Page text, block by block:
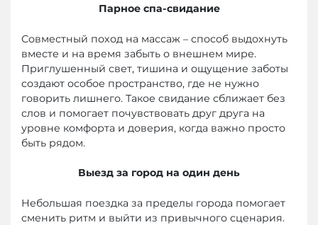
Парное спа-свидание
Совместный поход на массаж – способ выдохнуть
вместе и на время забыть о внешнем мире.
Приглушенный свет, тишина и ощущение заботы
создают особое пространство, где не нужно
говорить лишнего. Такое свидание сближает без
слов и помогает почувствовать друг друга на
уровне комфорта и доверия, когда важно просто
быть рядом.
Выезд за город на один день
Небольшая поездка за пределы города помогает
сменить ритм и выйти из привычного сценария.